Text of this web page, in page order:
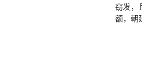
窃发，
额，朝